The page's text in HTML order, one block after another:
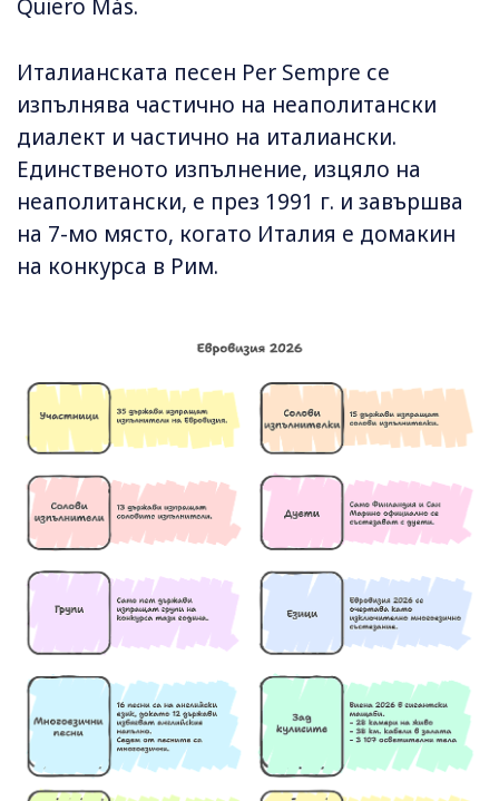
Quiero Más.
Италианската песен Per Sempre се
изпълнява частично на неаполитански
диалект и частично на италиански.
Единственото изпълнение, изцяло на
неаполитански, е през 1991 г. и завършва
на 7-мо място, когато Италия е домакин
на конкурса в Рим.